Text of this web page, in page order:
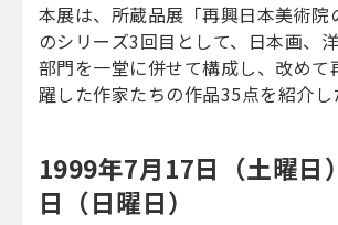
本展は、所蔵品展「再興日本美術院
のシリーズ3回目として、日本画、
部門を一堂に併せて構成し、改めて
躍した作家たちの作品35点を紹介し
1999年7月17日（土曜日
日（日曜日）